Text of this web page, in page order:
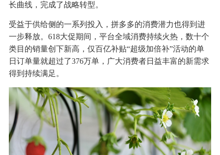
长曲线，完成了战略转型。
受益于供给侧的一系列投入，拼多多的消费潜力也得到进
一步释放。618大促期间，平台全域消费持续火热，数十个
类目的销量创下新高，仅百亿补贴“超级加倍补”活动的单
日订单量就超过了376万单，广大消费者日益丰富的新需求
得到持续满足。